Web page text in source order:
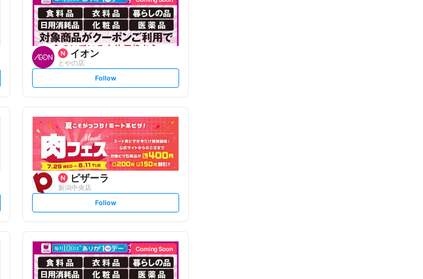
イオン
とやの店
s
t
l
o
w
Follow
ピザーラ
新潟中央店
s
t
l
o
w
Follow
Coming Soon